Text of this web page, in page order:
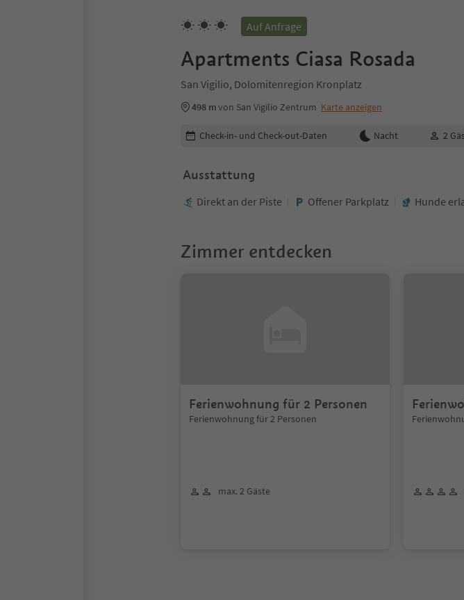
Auf Anfrage
Apartments Ciasa Rosada
San Vigilio, Dolomitenregion Kronplatz
498 mvon San Vigilio Zentrum Karte anzeigen
Buchungsdetails bearbeiten
Check-in- und Check-out-Daten Nacht 2
Ausstattung
Direkt an der Piste Offener Parkplatz Hunde
Zimmer entdecken
Ferienwohnung für 2 Personen
Ferienwohnung für 2 Personen
max. 2 Gäste